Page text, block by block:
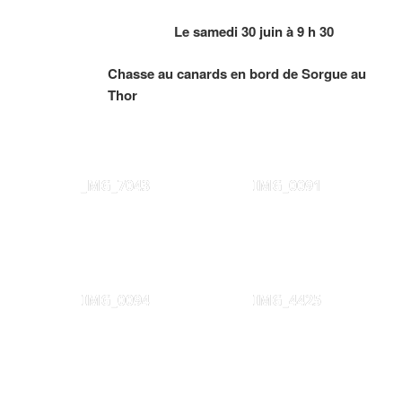
Le samedi 30 juin à 9 h 30
Chasse au canards en bord de Sorgue au
Thor
_MG_7043 IMG_0091
IMG_0094 IMG_4425